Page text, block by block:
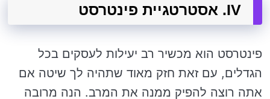
IV. אסטרטגיית פינטרסט
פינטרסט הוא מכשיר רב יעילות לעסקים בכל
הגדלים, עם זאת חזק מאוד שתהיה לך שיטה אם
אתה רוצה להפיק ממנה את המרב. הנה מרובה